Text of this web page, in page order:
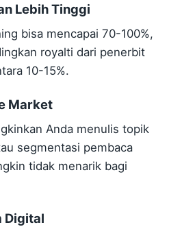
Lebih Tinggi
bisa mencapai 70-100%,
royalti dari penerbit
10-15%.
Market
Anda menulis topik
segmentasi pembaca
tidak menarik bagi
Digital